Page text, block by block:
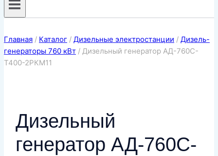
Главная / Каталог / Дизельные электростанции / Дизель-
генераторы 760 кВт / Дизельный генератор АД-760С-
Т400-2РКМ11
Дизельный
генератор АД-760С-